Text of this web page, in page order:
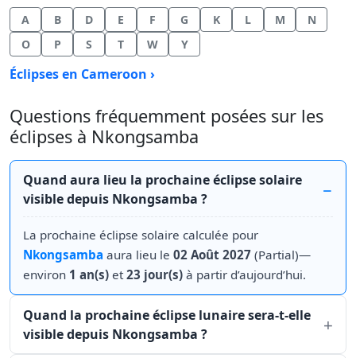
A B D E F G K L M
N
O
P S T W Y
Éclipses en Cameroon ›
Questions fréquemment posées sur les
éclipses à Nkongsamba
Quand aura lieu la prochaine éclipse solaire
visible depuis Nkongsamba ?
La prochaine éclipse solaire calculée pour
Nkongsamba aura lieu le 02 Août 2027 (Partial)—
environ 1 an(s) et23 jour(s) à partir d’aujourd’hui.
Quand la prochaine éclipse lunaire sera-t-elle
visible depuis Nkongsamba ?